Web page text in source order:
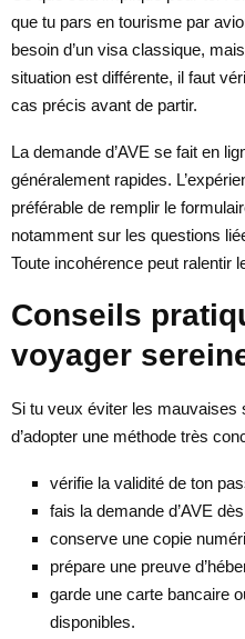
que tu pars en tourisme par
besoin d’un visa classique,
situation est différente, il faut
cas précis avant de partir.
La demande d’AVE se fait en
généralement rapides.
préférable de remplir le
notamment sur les questions
Toute incohérence peut ralentir
Conseils
voyager
Si tu veux éviter les
d’adopter une méthode très
vérifie la validité de ton
fais la demande d’AVE
conserve une copie
prépare une preuve
garde une carte bancaire
disponibles.